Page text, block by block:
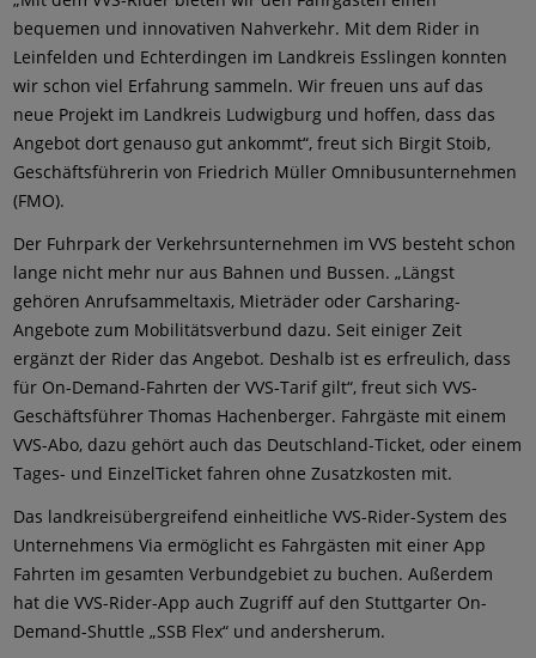
bequemen und innovativen Nahverkehr. Mit dem Rider in
Leinfelden und Echterdingen im Landkreis Esslingen konnten
wir schon viel Erfahrung sammeln. Wir freuen uns auf das
neue Projekt im Landkreis Ludwigburg und hoffen, dass das
Angebot dort genauso gut ankommt“, freut sich Birgit Stoib,
Geschäftsführerin von Friedrich Müller Omnibusunternehmen
(FMO).
Der Fuhrpark der Verkehrsunternehmen im VVS besteht schon
lange nicht mehr nur aus Bahnen und Bussen. „Längst
gehören Anrufsammeltaxis, Mieträder oder Carsharing-
Angebote zum Mobilitätsverbund dazu. Seit einiger Zeit
ergänzt der Rider das Angebot. Deshalb ist es erfreulich, dass
für On-Demand-Fahrten der VVS-Tarif gilt“, freut sich VVS-
Geschäftsführer Thomas Hachenberger. Fahrgäste mit einem
VVS-Abo, dazu gehört auch das Deutschland-Ticket, oder einem
Tages- und EinzelTicket fahren ohne Zusatzkosten mit.
Das landkreisübergreifend einheitliche VVS-Rider-System des
Unternehmens Via ermöglicht es Fahrgästen mit einer App
Fahrten im gesamten Verbundgebiet zu buchen. Außerdem
hat die VVS-Rider-App auch Zugriff auf den Stuttgarter On-
Demand-Shuttle „SSB Flex“ und andersherum.